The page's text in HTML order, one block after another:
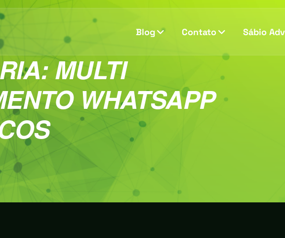
Blog Contato Sábio
MULTI
WHATSAPP